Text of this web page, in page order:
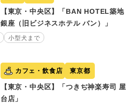
【東京・中央区】「BAN HOTEL築地
銀座（旧ビジネスホテル バン）」
小型犬まで
カフェ・飲食店 東京都
【東京・中央区】「つきぢ神楽寿司 屋
台店」